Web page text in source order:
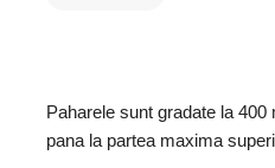
Paharele sunt gradate la
pana la partea maxima